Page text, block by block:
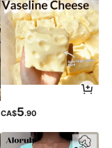
CA$5.90